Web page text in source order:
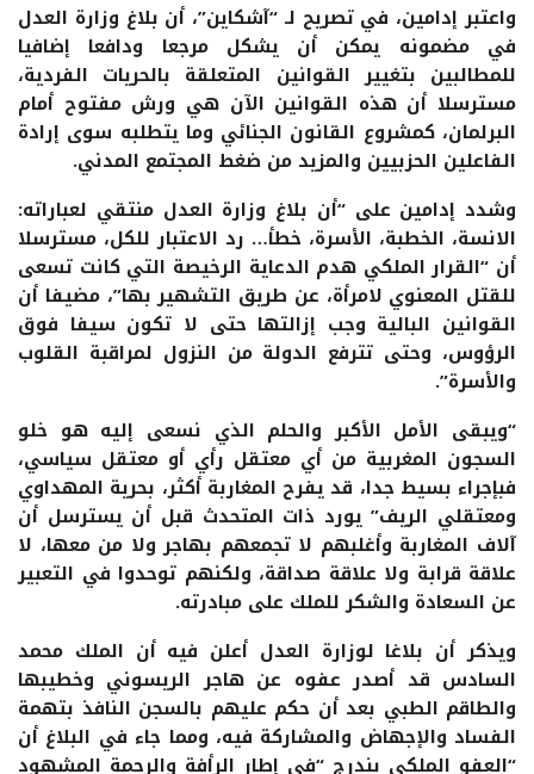
واعتبر إدامين، في تصريح لـ “آشكاين”، أن بلاغ وزارة العدل
في مضمونه يمكن أن يشكل مرجعا ودافعا إضافيا
للمطالبين بتغيير القوانين المتعلقة بالحريات الفردية،
مسترسلا أن هذه القوانين الآن هي ورش مفتوح أمام
البرلمان، كمشروع القانون الجنائي وما يتطلبه سوى إرادة
الفاعلين الحزبيين والمزيد من ضغط المجتمع المدني.
وشدد إدامين على “أن بلاغ وزارة العدل منتقي لعباراته:
الانسة، الخطبة، الأسرة، خطأ… رد الاعتبار للكل، مسترسلا
أن “القرار الملكي هدم الدعاية الرخيصة التي كانت تسعى
للقتل المعنوي لامرأة، عن طريق التشهير بها”، مضيفا أن
القوانين البالية وجب إزالتها حتى لا تكون سيفا فوق
الرؤوس، وحتى تترفع الدولة من النزول لمراقبة القلوب
والأسرة”.
“ويبقى الأمل الأكبر والحلم الذي نسعى إليه هو خلو
السجون المغربية من أي معتقل رأي أو معتقل سياسي،
فبإجراء بسيط جدا، قد يفرح المغاربة أكثر، بحرية المهداوي
ومعتقلي الريف” يورد ذات المتحدث قبل أن يسترسل أن
آلاف المغاربة وأغلبهم لا تجمعهم بهاجر ولا من معها، لا
علاقة قرابة ولا علاقة صداقة، ولكنهم توحدوا في التعبير
عن السعادة والشكر للملك على مبادرته.
ويذكر أن بلاغا لوزارة العدل أعلن فيه أن الملك محمد
السادس قد أصدر عفوه عن هاجر الريسوني وخطيبها
والطاقم الطبي بعد أن حكم عليهم بالسجن النافذ بتهمة
الفساد والإجهاض والمشاركة فيه، ومما جاء في البلاغ أن
“العفو الملكي يندرج “في إطار الرأفة والرحمة المشهود